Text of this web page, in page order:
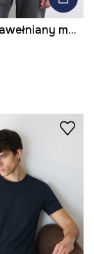
T-shirt bawełniany męski z elastanem gładki kolor czarny